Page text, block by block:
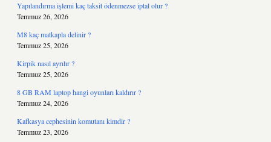
Yapılandırma işlemi kaç taksit ödenmezse iptal olur ?
Temmuz 26, 2026
M8 kaç matkapla delinir ?
Temmuz 25, 2026
Kirpik nasıl ayrılır ?
Temmuz 25, 2026
8 GB RAM laptop hangi oyunları kaldırır ?
Temmuz 24, 2026
Kafkasya cephesinin komutanı kimdir ?
Temmuz 23, 2026